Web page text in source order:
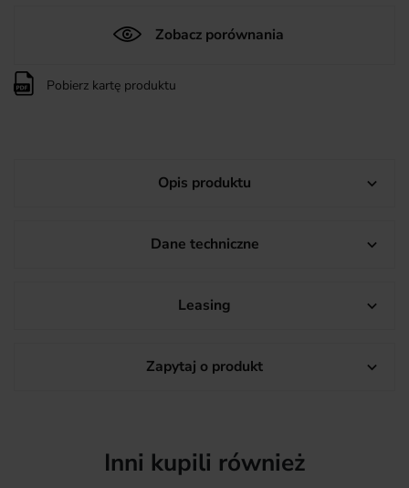
Zobacz porównania
Pobierz kartę produktu
Opis produktu 
Dane techniczne 
Leasing 
Zapytaj o produkt 
Inni kupili również